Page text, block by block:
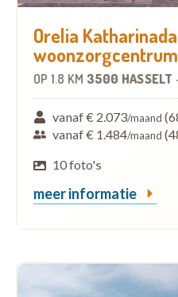
Orelia
woonzorgcentrum
OP 1.8 KM 3500 HASSELT
vanaf € 2.073/maand
vanaf € 1.484/maand
10 foto's
meer informatie